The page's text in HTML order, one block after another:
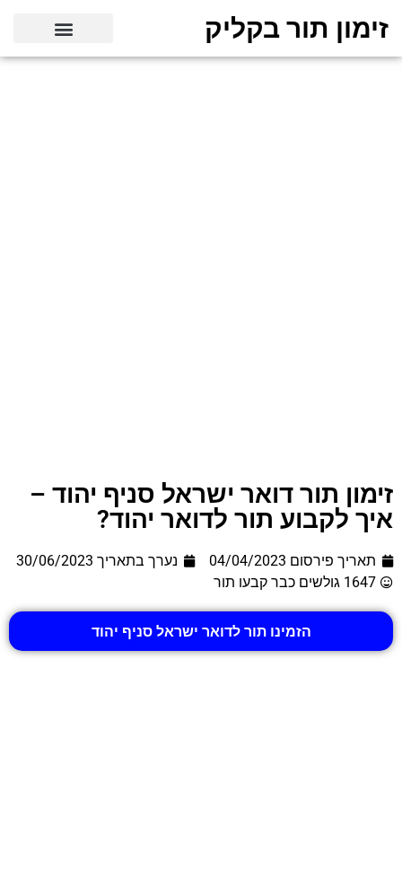
זימון תור בקליק
זימון תור דואר ישראל סניף יהוד –
איך לקבוע תור לדואר יהוד?
תאריך פירסום 04/04/2023 נערך בתאריך 30/06/2023
1647 גולשים כבר קבעו תור
הזמינו תור לדואר ישראל סניף יהוד